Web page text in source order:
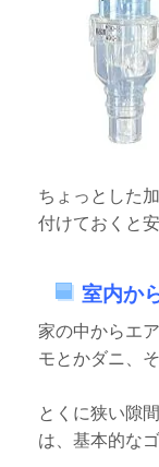
ちょっとした
付けておくと
室内か
家の中からエ
モとかダニ、
とくに狭い隙
は、基本的な